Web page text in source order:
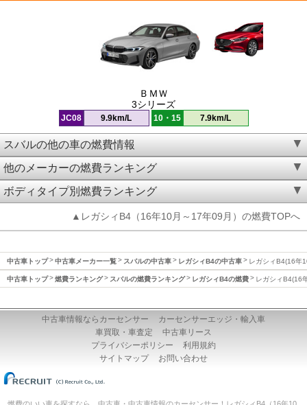
ＢＭＷ
3シリーズ
JC08 9.9km/L 10・15 7.9km/L
スバルの他の車の燃費情報
他のメーカーの燃費ランキング
ボディタイプ別燃費ランキング
▲レガシィB4（16年10月～17年09月）の燃費TOPへ
中古車トップ 中古車メーカー一覧 スバルの中古車 レガシィB4の中古車 レガシィB4(16年
中古車トップ 燃費ランキング スバルの燃費ランキング レガシィB4の燃費 レガシィB4(16
中古車情報ならカーセンサー
カーセンサーエッジ・輸入車
車買取・車査定
中古車リース
プライバシーポリシー
利用規約
サイトマップ
お問い合わせ